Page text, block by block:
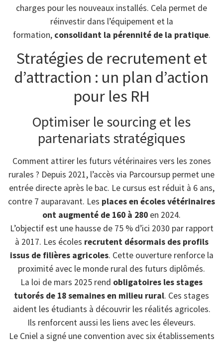
charges pour les nouveaux installés. Cela permet de
réinvestir dans l’équipement et la
formation, consolidant la pérennité de la pratique.
Stratégies de recrutement et
d’attraction : un plan d’action
pour les RH
Optimiser le sourcing et les
partenariats stratégiques
Comment attirer les futurs vétérinaires vers les zones
rurales ? Depuis 2021, l’accès via Parcoursup permet une
entrée directe après le bac. Le cursus est réduit à 6 ans,
contre 7 auparavant. Les places en écoles vétérinaires
ont augmenté de 160 à 280 en 2024.
L’objectif est une hausse de 75 % d’ici 2030 par rapport
à 2017. Les écoles recrutent désormais des profils
issus de filières agricoles. Cette ouverture renforce la
proximité avec le monde rural des futurs diplômés.
La loi de mars 2025 rend obligatoires les stages
tutorés de 18 semaines en milieu rural. Ces stages
aident les étudiants à découvrir les réalités agricoles.
Ils renforcent aussi les liens avec les éleveurs.
Le Cniel a signé une convention avec six établissements